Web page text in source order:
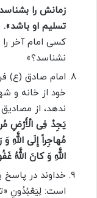
زمانش را
تسلیم او باشد».
کسى امام آخر
نشناسد؟»
امام صادق (ع)
خود از خانه و
ندهد، از
یَجِدْ فِی الْأَرْضِ
مُهاجِراً إِلَى
اللَّهِ وَ کانَ اللَّهُ
خداوند در پاسخ
است: لِیَعْبُدُونِ